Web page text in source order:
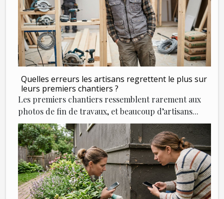
Quelles erreurs les artisans regrettent le plus sur
leurs premiers chantiers ?
Les premiers chantiers ressemblent rarement aux
photos de fin de travaux, et beaucoup d’artisans...